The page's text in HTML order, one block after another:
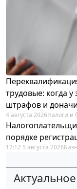
трудовые: когда
штрафов и
4 августа 2026Налоги и
порядке
17:12 5 августа 2026
Актуальное